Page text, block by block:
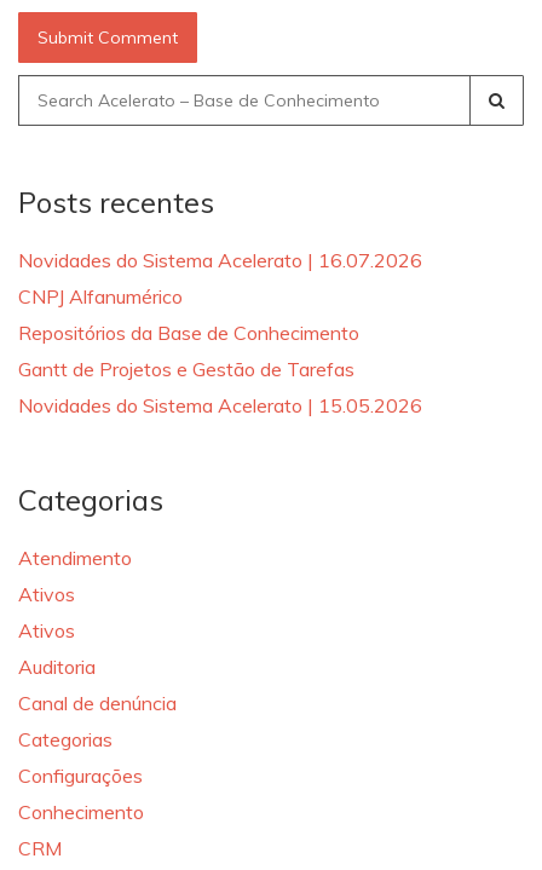
Search
for:
Posts recentes
Novidades do Sistema Acelerato | 16.07.2026
CNPJ Alfanumérico
Repositórios da Base de Conhecimento
Gantt de Projetos e Gestão de Tarefas
Novidades do Sistema Acelerato | 15.05.2026
Categorias
Atendimento
Ativos
Ativos
Auditoria
Canal de denúncia
Categorias
Configurações
Conhecimento
CRM